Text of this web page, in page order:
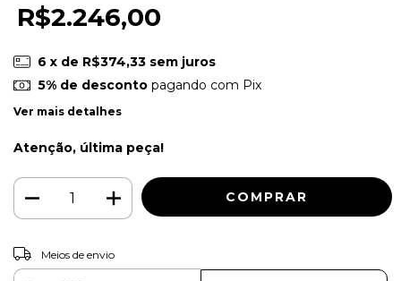
R$2.246,00
6 x de R$374,33 sem juros
5% de descontopagando com Pix
Ver mais detalhes
Atenção, última peça!
Entregas para o CEP:
Meios de envio